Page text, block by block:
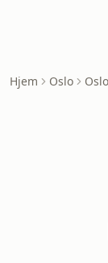
Hjem Oslo Oslo